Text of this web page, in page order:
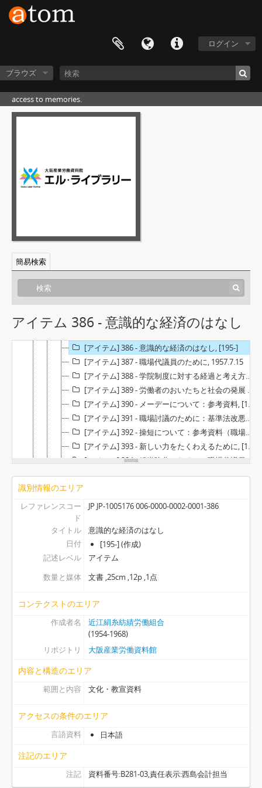
ログイン
ブラウズ
access to memories.
簡易検索
アイテム 386 - 意識的な経済のはなし
[アイテム] 364 - 臨時単一大会報告書 第2回, [1958.2]
[アイテム] 365 - 臨時単一大会議案書 第2回, [1958.2]
[アイテム] 366 - 定期大会報告書 第5回, [1961]
[アイテム] 367 - 定期大会議案書 第5回, [1961]
[アイテム] 368 - 定期単一大会議案書 第6回, [1962]
[アイテム] 369 - 賃上げ斗争（案）：第4号議案：大会討議資料 1961年度, 1961.4.7
[アイテム] 374 - [タイトル無し] No.2, 1957.1.1
[アイテム] 378 - 近絹 教宣内報 No.3, 1956.7.10
[アイテム] 381 - 近絹 教宣内報 No.6, 1956.10.10
[アイテム] 382 - 近絹 教宣内報 No.7, 1956.12.15
[アイテム] 383 - 近絹 教宣内報 No.8・9号, 1957.2.10
[アイテム] 384 - 近絹 教宣内報 No.10号, 1957.3.20
[アイテム] 385 - 労働運動の最近の動向, [195-]
[アイテム] 386 - 意識的な経済のはなし, [195-]
[アイテム] 387 - 職場代議員のために, 1957.7.15
[アイテム] 388 - 学院制度に対する経過と考え方：討議資料, 1961.3.24
[アイテム] 389 - 労働者のおいたちと社会の発展 その２, 1955.5.15
[アイテム] 390 - メーデーについて：参考資料, [1955]
[アイテム] 391 - 職場討議のために：基準法改悪のワルダクミをフンサイしよう, [1955]
[アイテム] 392 - 操短について：参考資料（職場討議資料）, 1955.6.3
[アイテム] 393 - 新しい力をたくわえるために, [1956.11]
[アイテム] 394 - 組織強化のために：職場代議員討議資料, 1957.3
[アイテム] 395 - 教文部長会議のまとめ 第1回, [1955]
[アイテム] 397 - 編集委員会のまとめ 第2回, [1955]
[アイテム] 399 - 通信員活動の前進のために, [1954]
[アイテム] 400 - 読みやすく、わかりやすい文章を書くために, [1955]
[アイテム] 401 - 学習の手引：はじめて学習をする人たちのために, [1956]
[アイテム] 402 - 教育宣伝部長会議のまとめ 昭和32年度第1回, [1957]
[アイテム] 403 - らくがき運動：資料, 1956.7.11
[アイテム] 406 - 教文部長会議資料・サークル調査結果：部員、サークル員名簿, [1956]
[アイテム] 408 - 教宣旬報 No.8-1, 1961.5.21
[アイテム] 409 - 新入生教育のために, [195-]
[アイテム] 410 - みんなのはなしあいのために, [195-]
[アイテム] 412 - 第一回教宣部長会議のまとめ, [1958]
[アイテム] 414 - 調査月報 No.14, 1956.2
[アイテム] 416 - 退職金要求案, 1956.2.13
識別情報のエリア
レファレンスコー
ド
JP JP-1005176 006-0000-0002-0001-386
タイトル
意識的な経済のはなし
日付
[195-] (作成)
記述レベル
アイテム
数量と媒体
文書 ,25cm ,12p ,1点
コンテクストのエリア
作成者名
近江絹糸紡績労働組合
(1954-1968)
リポジトリ
大阪産業労働資料館
内容と構造のエリア
範囲と内容 文化・教宣資料
アクセスの条件のエリア
言語資料 日本語
注記のエリア
注記 資料番号:B281-03,責任表示:西島会計担当